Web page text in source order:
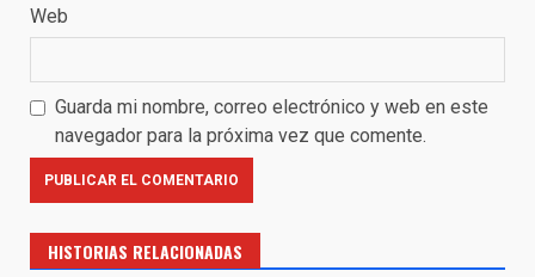
Web
Guarda mi nombre, correo electrónico y web en este
navegador para la próxima vez que comente.
HISTORIAS RELACIONADAS